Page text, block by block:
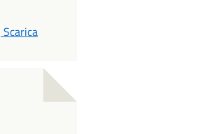
PDF
Scarica